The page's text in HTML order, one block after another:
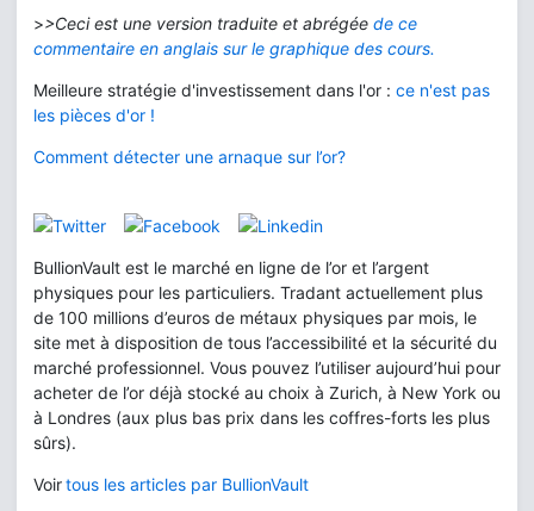
>>Ceci est une version traduite et abrégée de ce
commentaire en anglais sur le graphique des cours.
Meilleure stratégie d'investissement dans l'or : ce n'est pas
les pièces d'or !
Comment détecter une arnaque sur l’or?
BullionVault est le marché en ligne de l’or et l’argent
physiques pour les particuliers. Tradant actuellement plus
de 100 millions d’euros de métaux physiques par mois, le
site met à disposition de tous l’accessibilité et la sécurité du
marché professionnel. Vous pouvez l’utiliser aujourd’hui pour
acheter de l’or déjà stocké au choix à Zurich, à New York ou
à Londres (aux plus bas prix dans les coffres-forts les plus
sûrs).
Voirtous les articles par BullionVault